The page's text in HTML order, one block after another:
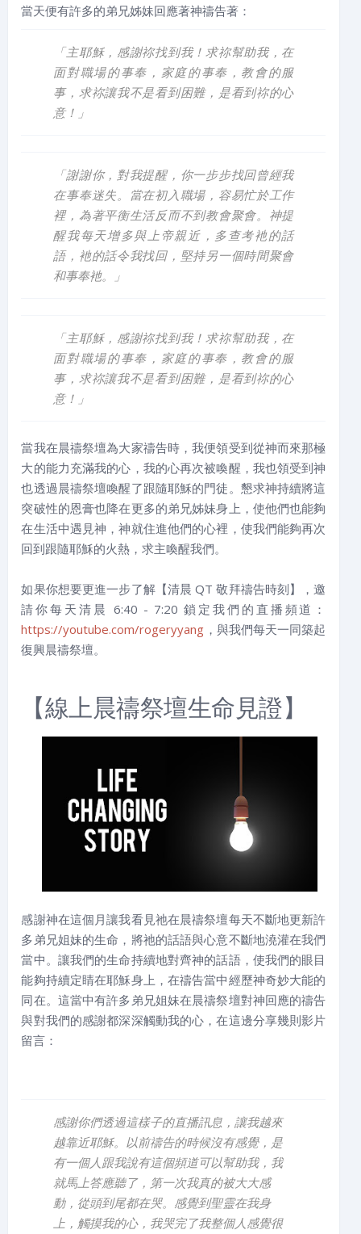
當天便有許多的弟兄姊妹回應著神禱告著：
「主耶穌，感謝祢找到我！求祢幫助我，在
面對職場的事奉，家庭的事奉，教會的服
事，求祢讓我不是看到困難，是看到祢的心
意！」
「謝謝你，對我提醒，你一步步找回曾經我
在事奉迷失。當在初入職場，容易忙於工作
裡，為著平衡生活反而不到教會聚會。神提
醒我每天增多與上帝親近，多查考衪的話
語，衪的話令我找回，堅持另一個時間聚會
和事奉衪。 」
「主耶穌，感謝祢找到我！求祢幫助我，在
面對職場的事奉，家庭的事奉，教會的服
事，求祢讓我不是看到困難，是看到祢的心
意！」
當我在晨禱祭壇為大家禱告時，我便領受到從神而來那極
大的能力充滿我的心，我的心再次被喚醒，我也領受到神
也透過晨禱祭壇喚醒了跟隨耶穌的門徒。懇求神持續將這
突破性的恩膏也降在更多的弟兄姊妹身上，使他們也能夠
在生活中遇見神，神就住進他們的心裡，使我們能夠再次
回到跟隨耶穌的火熱，求主喚醒我們。
如果你想要更進一步了解【清晨 QT 敬拜禱告時刻】，邀
請你每天清晨 6:40 - 7:20 鎖定我們的直播頻道：
https://youtube.com/rogeryyang ，與我們每天一同築起
復興晨禱祭壇。
【線上晨禱祭壇生命見證】
感謝神在這個月讓我看見祂在晨禱祭壇每天不斷地更新許
多弟兄姐妹的生命，將祂的話語與心意不斷地澆灌在我們
當中。讓我們的生命持續地對齊神的話語，使我們的眼目
能夠持續定睛在耶穌身上，在禱告當中經歷神奇妙大能的
同在。這當中有許多弟兄姐妹在晨禱祭壇對神回應的禱告
與對我們的感謝都深深觸動我的心，在這邊分享幾則影片
留言：
感謝你們透過這樣子的直播訊息，讓我越來
越靠近耶穌。以前禱告的時候沒有感覺，是
有一個人跟我說有這個頻道可以幫助我，我
就馬上答應聽了，第一次我真的被大大感
動，從頭到尾都在哭。感覺到聖靈在我身
上，觸摸我的心，我哭完了我整個人感覺很